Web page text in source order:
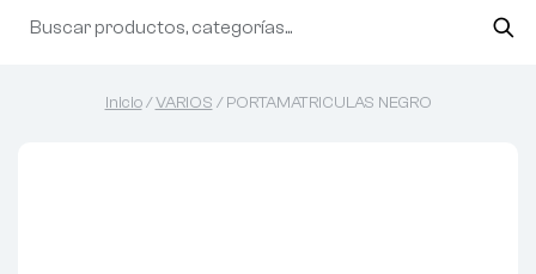
Inicio/VARIOS / PORTAMATRICULAS NEGRO